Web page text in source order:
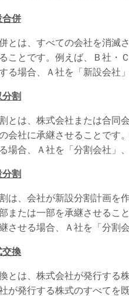
併
とは、すべての会社を消滅
ことです。例えば、Ｂ社・
る場合、Ａ社を「新設会社
割
とは、株式会社または合同
会社に承継させることです
場合、Ａ社を「分割会社」
割
は、会社が新設分割計画を
または一部を承継させるこ
させる場合、Ａ社を「分割
換
とは、株式会社が発行する
が発行する株式のすべてを